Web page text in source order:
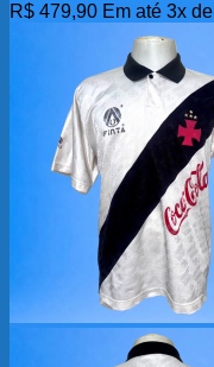
R$ 479,90 Em até 3x de